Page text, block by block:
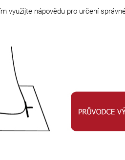
využijte nápovědu pro určení